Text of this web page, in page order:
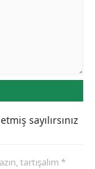
sayılırsınız
tartışalım *